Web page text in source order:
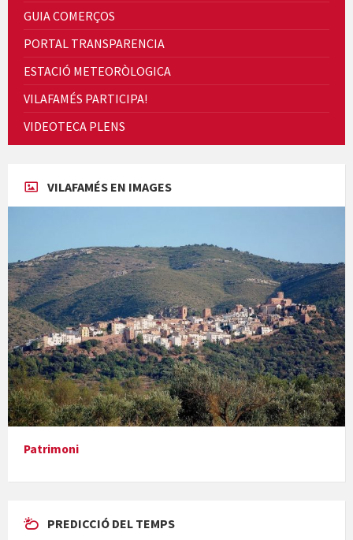
Cicle de Cine i Dones rurals
Concerts al Museu
Presentació del llibre &quot;La mare&quot;, d'Emma Zafon
En Bum
GUIA COMERÇOS
PORTAL TRANSPARENCIA
ESTACIÓ METEORÒLOGICA
VILAFAMÉS PARTICIPA!
VIDEOTECA PLENS
VILAFAMÉS EN IMAGES
Patrimoni
PREDICCIÓ DEL TEMPS